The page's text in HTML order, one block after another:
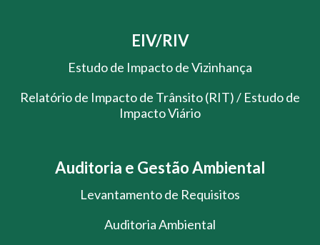
EIV/RIV
Estudo de Impacto de Vizinhança
Relatório de Impacto de Trânsito (RIT) / Estudo de
Impacto Viário
Auditoria e Gestão Ambiental
Levantamento de Requisitos
Auditoria Ambiental